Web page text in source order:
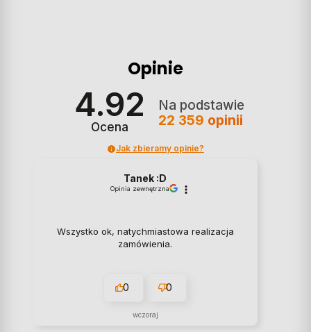
Opinie
4.92
Ocena
Na podstawie
22 359 opinii
Jak zbieramy opinie?
Tanek :D
Opinia zewnętrzna
Wszystko ok, natychmiastowa realizacja
zamówienia.
0 0
wczoraj